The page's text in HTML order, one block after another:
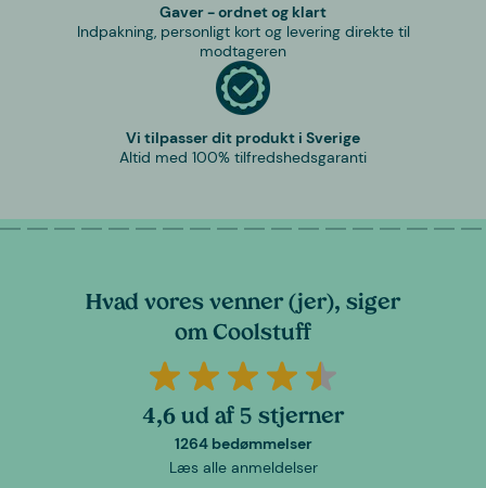
Gaver - ordnet og klart
Indpakning, personligt kort og levering direkte til
modtageren
Vi tilpasser dit produkt i Sverige
Altid med 100% tilfredshedsgaranti
Hvad vores venner (jer), siger
om Coolstuff
4,6 ud af 5 stjerner
1264 bedømmelser
Læs alle anmeldelser